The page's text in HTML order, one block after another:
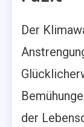
Der
der